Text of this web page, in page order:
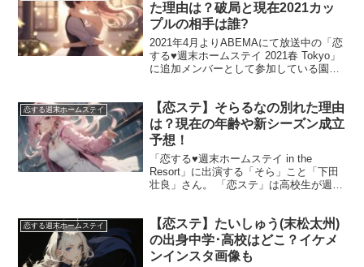
た理由は？破局と現在2021カッ
プルの相手は誰?
2021年4月よりABEMAにて放送中の「恋
する♥週末ホームステイ 2021春 Tokyo」
に追加メンバーとして参加している園田
した。 今回はリベンジメンバ...
恋する週末ホームステイ
【恋ステ】そらるなの別れた理由
は？現在の年齢や新シーズン成立
予想！
「恋する♥週末ホームステイ in the
Resort」に出演する「そら」こと「下田
壮良」さん。 「恋ステ」は高校生が週末
そらさんは、過去「恋ステ」に参加して
いたため...
恋する週末ホームステイ
【恋ステ】たいしゅう(末松太州)
の出身中学･高校はどこ？イケメ
ンインスタ画像も